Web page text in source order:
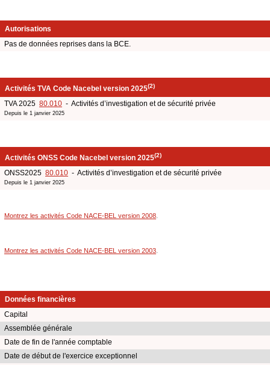
Autorisations
Pas de données reprises dans la BCE.
Activités TVA Code Nacebel version 2025(2)
TVA 2025 80.010 - Activités d’investigation et de sécurité privée
Depuis le 1 janvier 2025
Activités ONSS Code Nacebel version 2025(2)
ONSS2025 80.010 - Activités d’investigation et de sécurité privée
Depuis le 1 janvier 2025
Montrez les activités Code NACE-BEL version 2008
Montrez les activités Code NACE-BEL version 2003
Données financières
Capital
Assemblée générale
Date de fin de l'année comptable
Date de début de l'exercice exceptionnel